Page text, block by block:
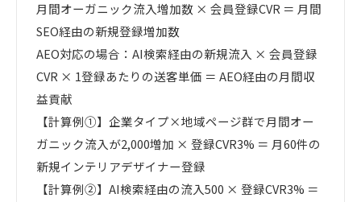
月間オーガニック流入増加数 × 会員登録CVR ＝ 月間
SEO経由の新規登録増加数
AEO対応の場合：AI検索経由の新規流入 × 会員登録
CVR × 1登録あたりの送客単価 ＝ AEO経由の月間収
益貢献
【計算例①】企業タイプ×地域ページ群で月間オー
ガニック流入が2,000増加 × 登録CVR3% ＝ 月60件の
新規インテリアデザイナー登録
【計算例②】AI検索経由の流入500 × 登録CVR3% ＝